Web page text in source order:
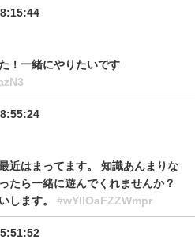
！一緒にやりたいです
近はまってます。 知識あんまりな
たら一緒に遊んでくれませんか？
します。 #wYllOaFZZWmpr